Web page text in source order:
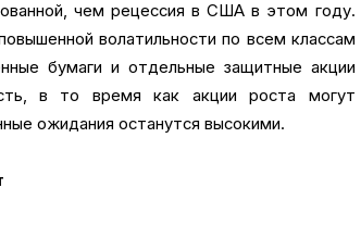
чем рецессия в США в этом году.
волатильности по всем классам
бумаги и отдельные защитные акции
в то время как акции роста могут
ожидания останутся высокими.